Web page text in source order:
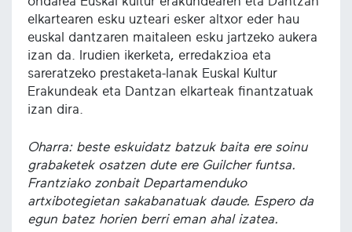
elkartearen esku uzteari esker altxor eder hau
euskal dantzaren maitaleen esku jartzeko aukera
izan da. Irudien ikerketa, erredakzioa eta
sareratzeko prestaketa-lanak Euskal Kultur
Erakundeak eta Dantzan elkarteak finantzatuak
izan dira.
Oharra: beste eskuidatz batzuk baita ere soinu
grabaketek osatzen dute ere Guilcher funtsa.
Frantziako zonbait Departamenduko
artxibotegietan sakabanatuak daude. Espero da
egun batez horien berri eman ahal izatea.